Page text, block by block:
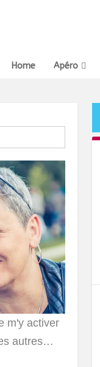
Home Apéro
m'y activer
autres…